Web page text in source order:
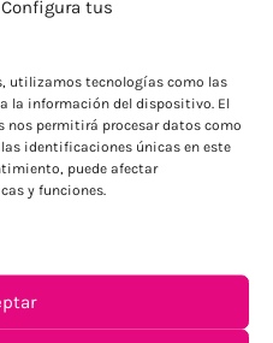
tus
utilizamos tecnologías como las
la información del dispositivo. El
permitirá procesar datos como
identificaciones únicas en este
puede afectar
y funciones.
resto consultar
= LA NUESTRA